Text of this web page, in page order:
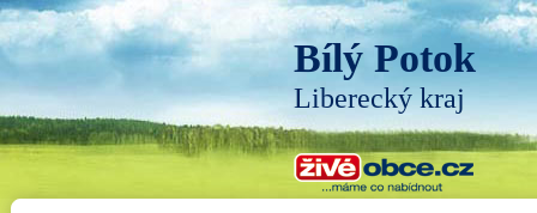
Bílý Potok
Liberecký kraj